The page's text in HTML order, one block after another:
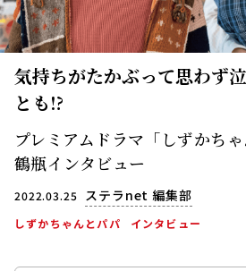
気持ちがたかぶって思わず
とも⁉
プレミアムドラマ「しずかち
鶴瓶インタビュー
2022.03.25 ステラnet 編集部
しずかちゃんとパパ インタビュー